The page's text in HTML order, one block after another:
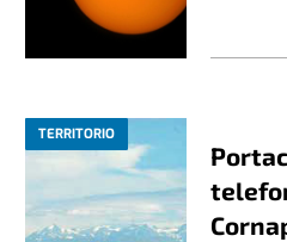
TERRITORIO